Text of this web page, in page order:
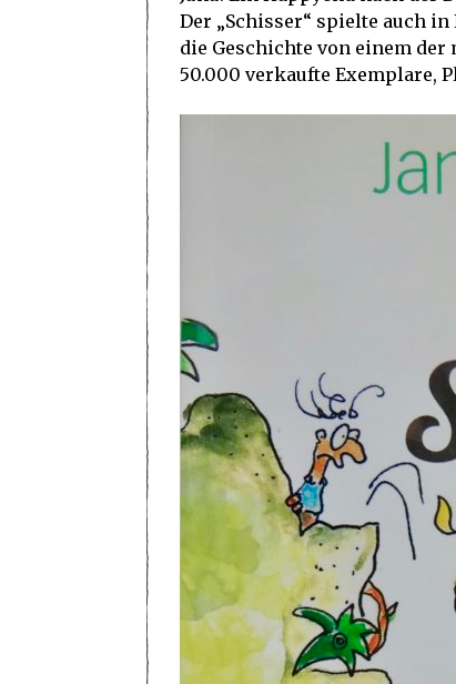
Der „Schisser“ spielte auch
die Geschichte von einem der
50.000 verkaufte Exemplare,